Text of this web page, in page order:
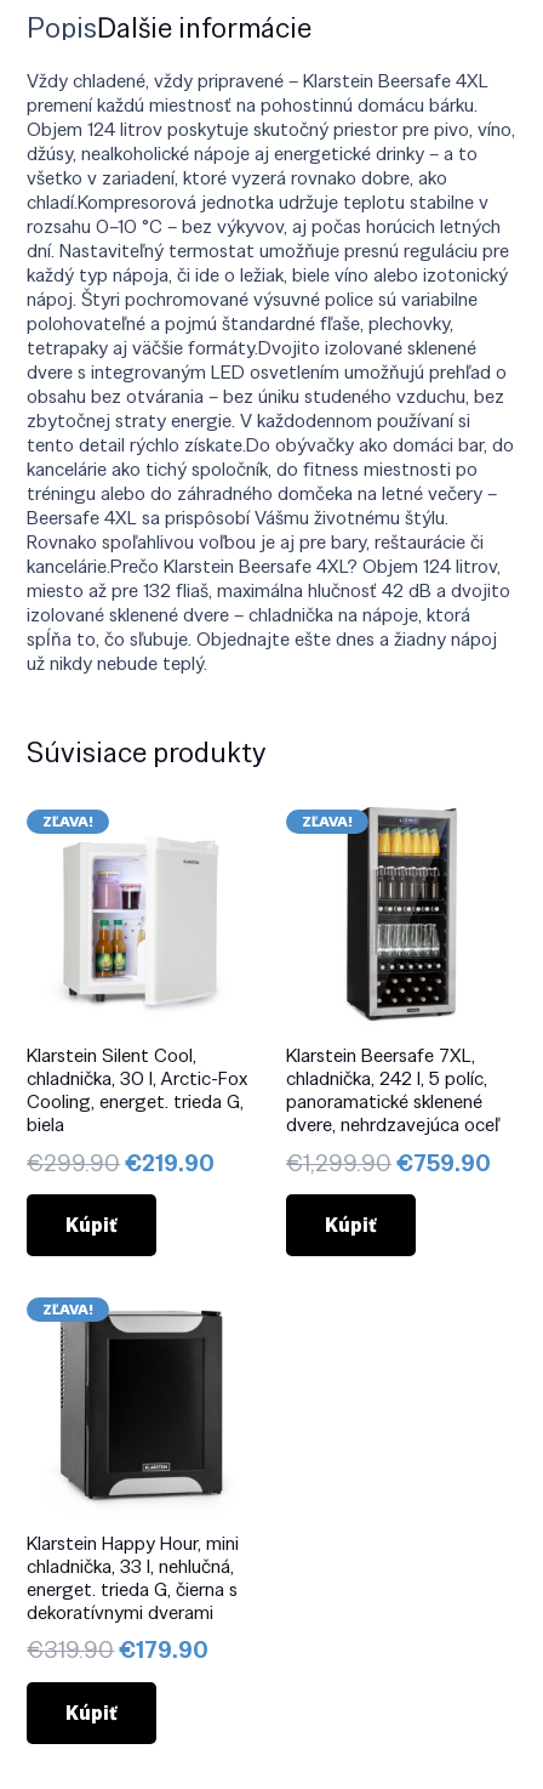
PopisĎalšie informácie
Vždy chladené, vždy pripravené – Klarstein Beersafe 4XL
premení každú miestnosť na pohostinnú domácu bárku.
Objem 124 litrov poskytuje skutočný priestor pre pivo, víno,
džúsy, nealkoholické nápoje aj energetické drinky – a to
všetko v zariadení, ktoré vyzerá rovnako dobre, ako
chladí.Kompresorová jednotka udržuje teplotu stabilne v
rozsahu 0–10 °C – bez výkyvov, aj počas horúcich letných
dní. Nastaviteľný termostat umožňuje presnú reguláciu pre
každý typ nápoja, či ide o ležiak, biele víno alebo izotonický
nápoj. Štyri pochromované výsuvné police sú variabilne
polohovateľné a pojmú štandardné fľaše, plechovky,
tetrapaky aj väčšie formáty.Dvojito izolované sklenené
dvere s integrovaným LED osvetlením umožňujú prehľad o
obsahu bez otvárania – bez úniku studeného vzduchu, bez
zbytočnej straty energie. V každodennom používaní si
tento detail rýchlo získate.Do obývačky ako domáci bar, do
kancelárie ako tichý spoločník, do fitness miestnosti po
tréningu alebo do záhradného domčeka na letné večery –
Beersafe 4XL sa prispôsobí Vášmu životnému štýlu.
Rovnako spoľahlivou voľbou je aj pre bary, reštaurácie či
kancelárie.Prečo Klarstein Beersafe 4XL? Objem 124 litrov,
miesto až pre 132 fliaš, maximálna hlučnosť 42 dB a dvojito
izolované sklenené dvere – chladnička na nápoje, ktorá
spĺňa to, čo sľubuje. Objednajte ešte dnes a žiadny nápoj
už nikdy nebude teplý.
Súvisiace produkty
ZĽAVA!
Klarstein Silent Cool,
chladnička, 30 l, Arctic-Fox
Cooling, energet. trieda G,
biela
€299.90Pôvodná
cena
€299.90.
€219.90 Aktuálna
€219.90.
Kúpiť
ZĽAVA!
Klarstein Beersafe 7XL,
chladnička, 242 l, 5 políc,
panoramatické sklenené
dvere, nehrdzavejúca oceľ
€1,299.90Pôvodná
cena
€1,299.90.
€759.90
Kúpiť
ZĽAVA!
Klarstein Happy Hour, mini
chladnička, 33 l, nehlučná,
energet. trieda G, čierna s
dekoratívnymi dverami
€319.90Pôvodná
cena
€319.90.
€179.90
Kúpiť